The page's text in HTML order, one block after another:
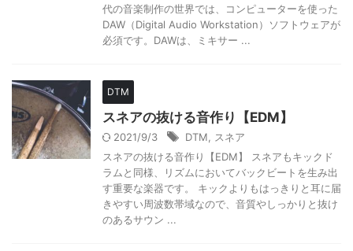
代の音楽制作の世界では、コンピューターを使った
DAW（Digital Audio Workstation）ソフトウェアが
必須です。DAWは、ミキサー ...
DTM
スネアの抜ける音作り【EDM】
2021/9/3 DTM
スネア
スネアの抜ける音作り【EDM】 スネアもキックド
ラムと同様、リズムにおいてバックビートを生み出
す重要な楽器です。 キックよりもはっきりと耳に届
きやすい周波数帯域なので、音質やしっかりと抜け
のあるサウン ...